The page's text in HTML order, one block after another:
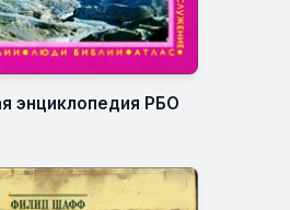
энциклопедия РБО